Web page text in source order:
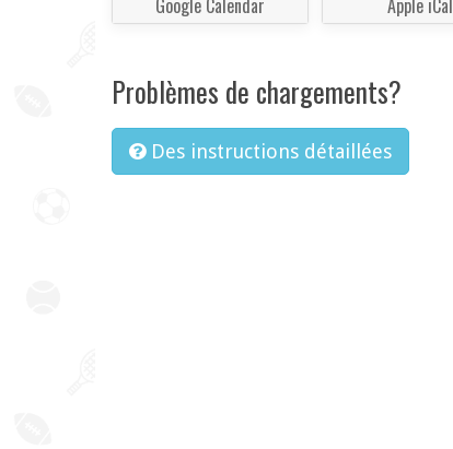
Google Calendar Apple iCal
Problèmes de chargements?
Des instructions détaillées